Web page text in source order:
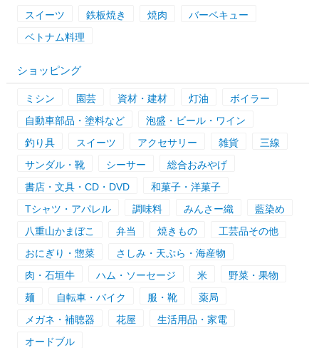
スイーツ 鉄板焼き 焼肉
バーベキュー
ベトナム料理
ショッピング
ミシン 園芸 資材・建材 灯油
ボイラー
自動車部品・塗料など
泡盛・ビール・ワイン
釣り具
スイーツ アクセサリー 雑貨
三線
サンダル・靴
シーサー
総合おみやげ
書店・文具・CD・DVD
和菓子・洋菓子
Tシャツ・アパレル
調味料 みんさー織
藍染め
八重山かまぼこ
弁当 焼きもの
工芸品その他
おにぎり・惣菜
さしみ・天ぷら・海産物
肉・石垣牛
ハム・ソーセージ 米
野菜・果物
麺
自転車・バイク 服・靴
薬局
メガネ・補聴器
花屋
生活用品・家電
オードブル